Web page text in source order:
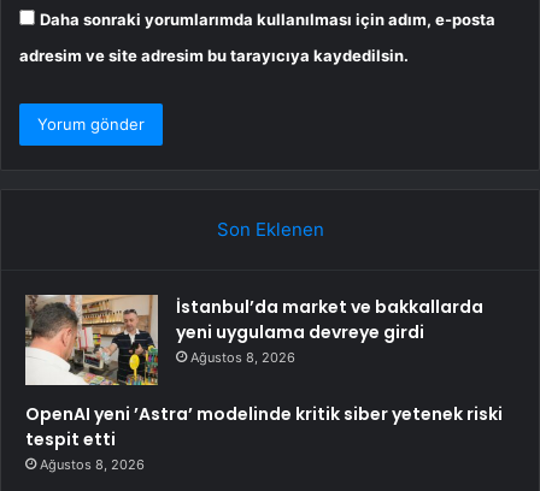
Daha sonraki yorumlarımda kullanılması için adım, e-posta
adresim ve site adresim bu tarayıcıya kaydedilsin.
Son Eklenen
İstanbul’da market ve bakkallarda
yeni uygulama devreye girdi
Ağustos 8, 2026
OpenAI yeni ’Astra’ modelinde kritik siber yetenek riski
tespit etti
Ağustos 8, 2026